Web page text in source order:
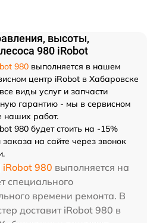
высоты,
980 iRobot
980 выполняется в нашем
центр iRobot в Хабаровске
виды услуг и запчасти
гарантию - мы в сервисном
наших работ.
980 будет стоить на -15%
на сайте через звонок
iRobot 980 выполняется на
специального
времени ремонта. В
доставит iRobot 980 в